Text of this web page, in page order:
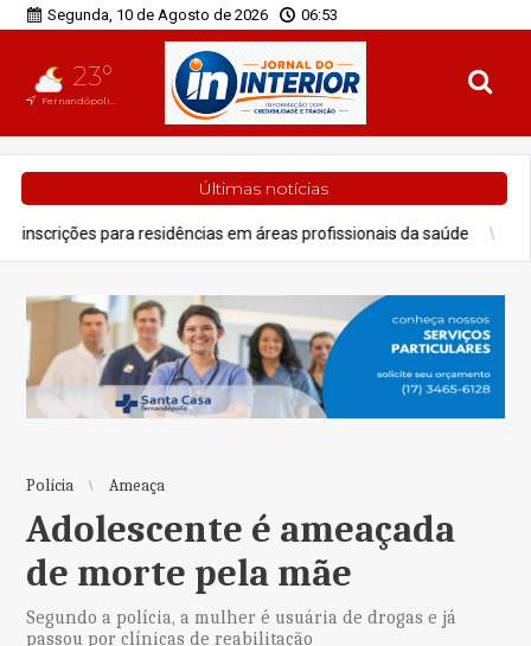
Segunda, 10 de Agosto de 2026 06:53
23°
Fernandópolis, SP
Últimas notícias
residências em áreas profissionais da saúde Cidades Alerta
Polícia Ameaça
Adolescente é ameaçada
de morte pela mãe
Segundo a polícia, a mulher é usuária de drogas e já
passou por clínicas de reabilitação